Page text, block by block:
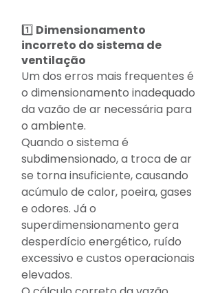
1️⃣ Dimensionamento
incorreto do sistema de
ventilação
Um dos erros mais frequentes é
o dimensionamento inadequado
da vazão de ar necessária para
o ambiente.
Quando o sistema é
subdimensionado, a troca de ar
se torna insuficiente, causando
acúmulo de calor, poeira, gases
e odores. Já o
superdimensionamento gera
desperdício energético, ruído
excessivo e custos operacionais
elevados.